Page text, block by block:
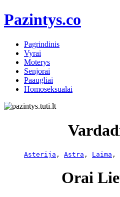
Pazintys.co
Pagrindinis
Vyrai
Moterys
Senjorai
Paaugliai
Homoseksualai
Asterija , Astra , Laima ,
Orai